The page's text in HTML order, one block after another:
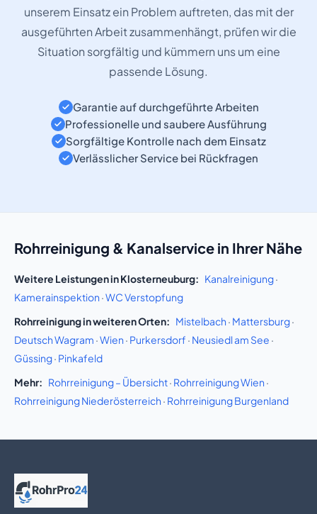
unserem Einsatz ein Problem auftreten, das mit der
ausgeführten Arbeit zusammenhängt, prüfen wir die
Situation sorgfältig und kümmern uns um eine
passende Lösung.
Garantie auf durchgeführte Arbeiten
Professionelle und saubere Ausführung
Sorgfältige Kontrolle nach dem Einsatz
Verlässlicher Service bei Rückfragen
Rohrreinigung & Kanalservice in Ihrer Nähe
Weitere Leistungen in Klosterneuburg: Kanalreinigung·
Kamerainspektion ·WC Verstopfung
Rohrreinigung in weiteren Orten: Mistelbach · Mattersburg·
Deutsch Wagram ·Wien · Purkersdorf · Neusiedl am See ·
Güssing· Pinkafeld
Mehr: Rohrreinigung – Übersicht· Rohrreinigung Wien ·
Rohrreinigung Niederösterreich · Rohrreinigung Burgenland